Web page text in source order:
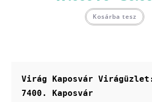
Kosárba tesz a
Virág Kaposvár
7400. Kaposvár